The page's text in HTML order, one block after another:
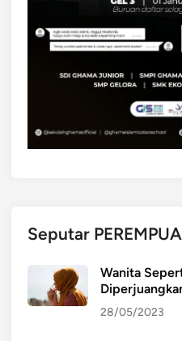
Seputar
Wanita
28/05/2023